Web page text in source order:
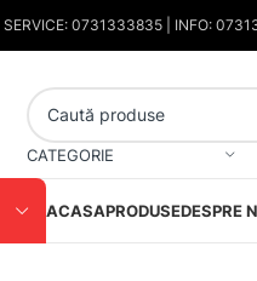
0731333835 | INFO:
CATEGORIE
ACASAPRODUSEDESPRE